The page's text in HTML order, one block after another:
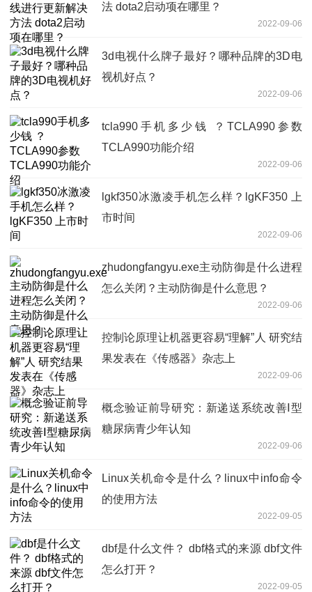
法 dota2启动项在哪里？
2022-09-06
3d电视什么牌子最好？哪种品牌的3D电
视机好点？
2022-09-06
tcla990手机多少钱 ？TCLA990参数
TCLA990功能介绍
2022-09-06
lgkf350冰激凌手机怎么样？lgKF350 上
市时间
2022-09-06
zhudongfangyu.exe主动防御是什么进程
怎么关闭？主动防御是什么意思？
2022-09-06
控制论原理让机器更容易“理解”人 研究结
果发表在《传感器》杂志上
2022-09-06
概念验证前导研究：新递送系统改善Ⅰ型
糖尿病青少年认知
2022-09-06
Linux关机命令是什么？linux中info命令
的使用方法
2022-09-05
dbf是什么文件？ dbf格式的来源 dbf文件
怎么打开？
2022-09-05